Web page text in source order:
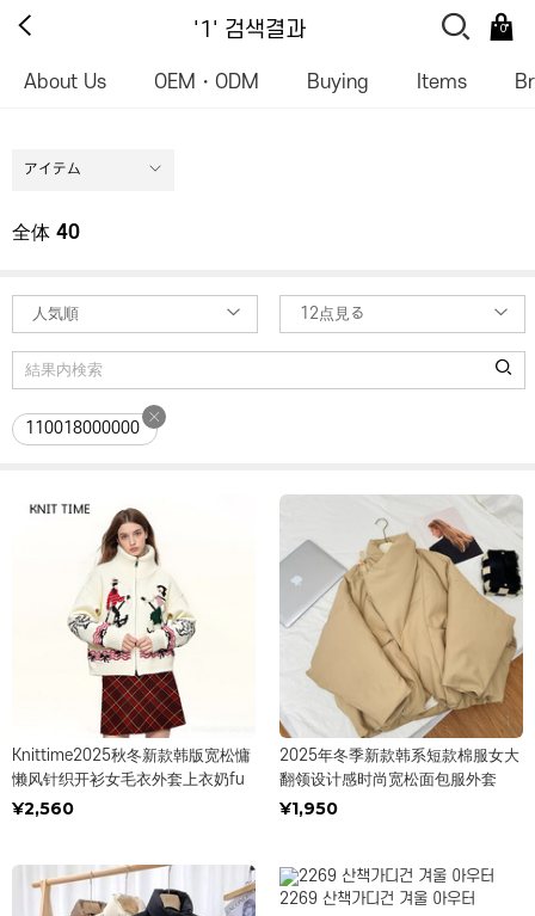
'1' 검색결과 0
About Us OEM・ODM Buying Items
アイテム
全体 40
人気順 12点見る
110018000000
Knittime2025秋冬新款韩版宽松慵
懒风针织开衫女毛衣外套上衣奶fu
¥2,560
2025年冬季新款韩系短款棉服女大
翻领设计感时尚宽松面包服外套
¥1,950
2269 산책가디건 겨울 아우터